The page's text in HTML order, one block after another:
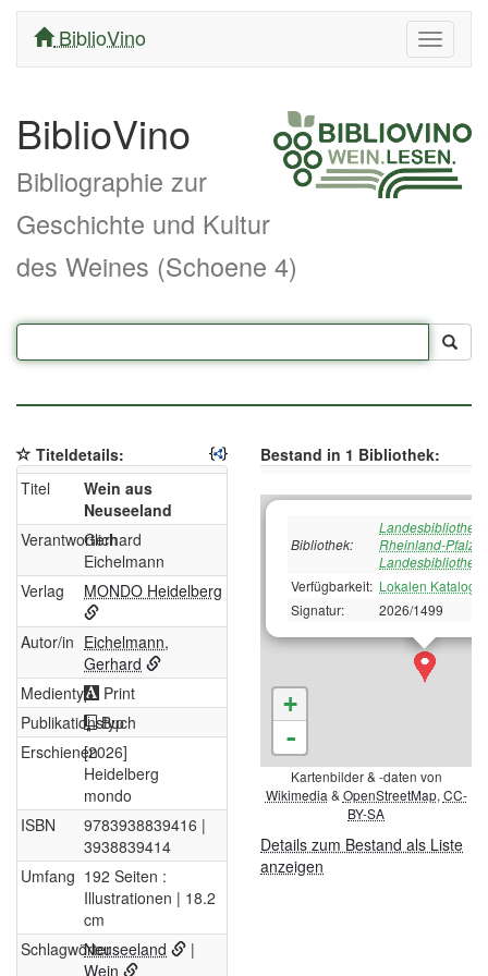
ein/
BiblioVino
BiblioVino
Bibliographie zur
Geschichte und Kultur
des Weines (Schoene 4)
Titeldetails:
Titel
Wein aus
Neuseeland
Verantwortlich
Gerhard
Eichelmann
Verlag
MONDO Heidelberg
Autor/in Eichelmann,
Gerhard
Medientyp Print
Publikationstyp
Buch
Erschienen[2026]
Heidelberg
mondo
ISBN
9783938839416 |
3938839414
Umfang 192 Seiten :
Illustrationen | 18.2
cm
SchlagwörterNeuseeland
|
Wein
Bestand in 1 Bibliothek:
Bibliothek:
Rheinland-Pfalz /
Landesbibliothek
Verfügbarkeit: Lokalen Katalog
Signatur:
2026/1499
+
-
Kartenbilder & -daten von
Wikimedia & OpenStreetMap, CC-
BY-SA
Details zum Bestand als Liste
anzeigen